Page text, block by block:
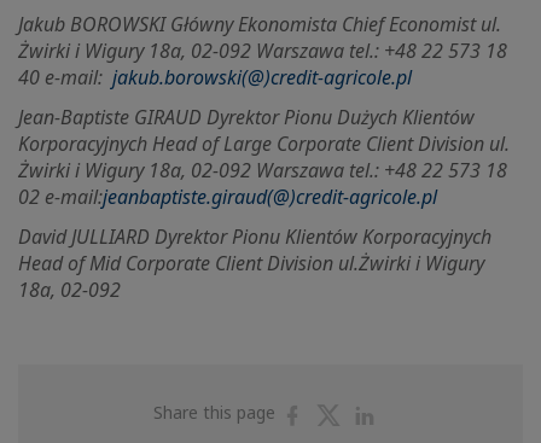
Jakub BOROWSKI Główny Ekonomista Chief Economist ul.
Żwirki i Wigury 18a, 02-092 Warszawa tel.: +48 22 573 18
40 e-mail: jakub.borowski(@)credit-agricole.pl
Jean-Baptiste GIRAUD Dyrektor Pionu Dużych Klientów
Korporacyjnych Head of Large Corporate Client Division ul.
Żwirki i Wigury 18a, 02-092 Warszawa tel.: +48 22 573 18
02 e-mail:jeanbaptiste.giraud(@)credit-agricole.pl
David JULLIARD Dyrektor Pionu Klientów Korporacyjnych
Head of Mid Corporate Client Division ul.Żwirki i Wigury
18a, 02-092
Share this page
ShareShare